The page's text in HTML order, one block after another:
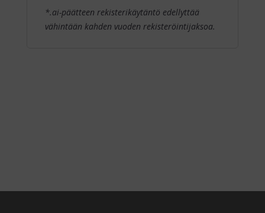
*.ai-päätteen rekisterikäytäntö edellyttää
vähintään kahden vuoden rekisteröintijaksoa.